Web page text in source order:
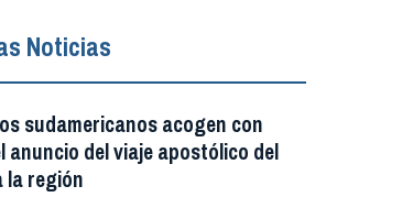
Noticias
sudamericanos acogen con
anuncio del viaje apostólico del
la región